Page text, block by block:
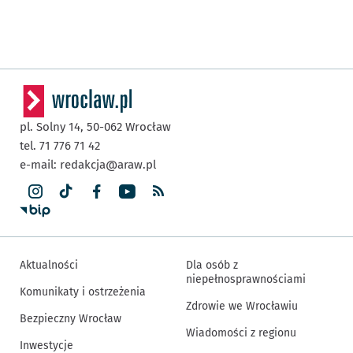
pl. Solny 14, 50-062 Wrocław
tel. 71 776 71 42
e-mail: redakcja@araw.pl
Aktualności
Komunikaty i ostrzeżenia
Bezpieczny Wrocław
Inwestycje
Dla osób z
niepełnosprawnościami
Zdrowie we Wrocławiu
Wiadomości z regionu